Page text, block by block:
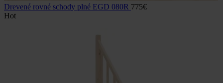
Drevené rovné schody plné EGD 080R 775€
Hot